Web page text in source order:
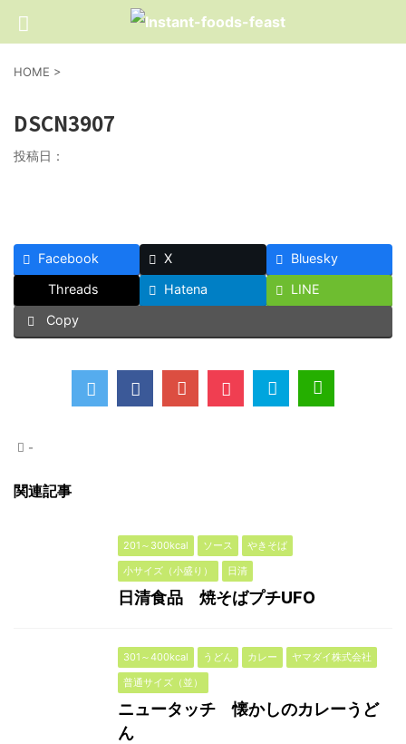
HOME >
DSCN3907
投稿日：
Facebook X
Bluesky
Threads
Hatena
LINE
Copy
-
関連記事
201～300kcal ソース
やきそば
小サイズ（小盛り）
日清
日清食品 焼そばプチUFO
301～400kcal うどん カレー
ヤマダイ株式会社
普通サイズ（並）
ニュータッチ 懐かしのカレーうど
ん